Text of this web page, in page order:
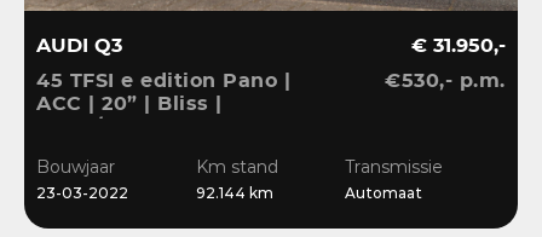
AUDI Q3
45 TFSI e edition Pano |
ACC | 20” | Bliss |
€ 31.950,-
€530,- p.m.
Bouwjaar
23-03-2022
Km stand
92.144 km
Transmissie
Automaat